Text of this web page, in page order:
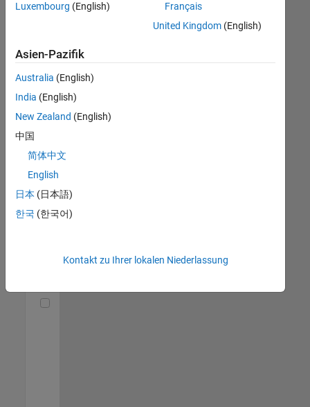
Account
Manager -
Commercial
(m/f/d)
DE-München
Senior Utilities and Energy Market Developer (m/f/d)
and Energy
Market
Developer
Marketing |
Luxembourg (English)
Français
United Kingdom(English)
Asien-Pazifik
Australia (English)
India (English)
New Zealand (English)
中国
简体中文
English
日本 (日本語)
한국 (한국어)
Kontakt zu Ihrer lokalen Niederlassung